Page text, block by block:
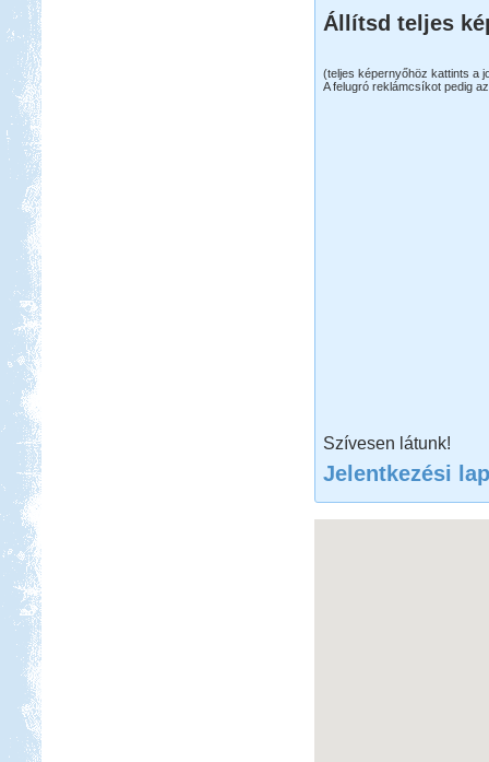
Állítsd teljes
(teljes képernyőhöz kattints a
A felugró reklámcsíkot pedig
Szívesen látunk!
Jelentkezési